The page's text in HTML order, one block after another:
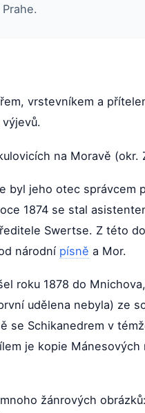
vrstevníkem a
na Moravě (okr.
byl jeho otec
1874 se stal
Swertse. Z této
národní písně a Mor.
roku 1878 do
udělena nebyla) ze
se Schikanedrem v
je kopie
žánrových